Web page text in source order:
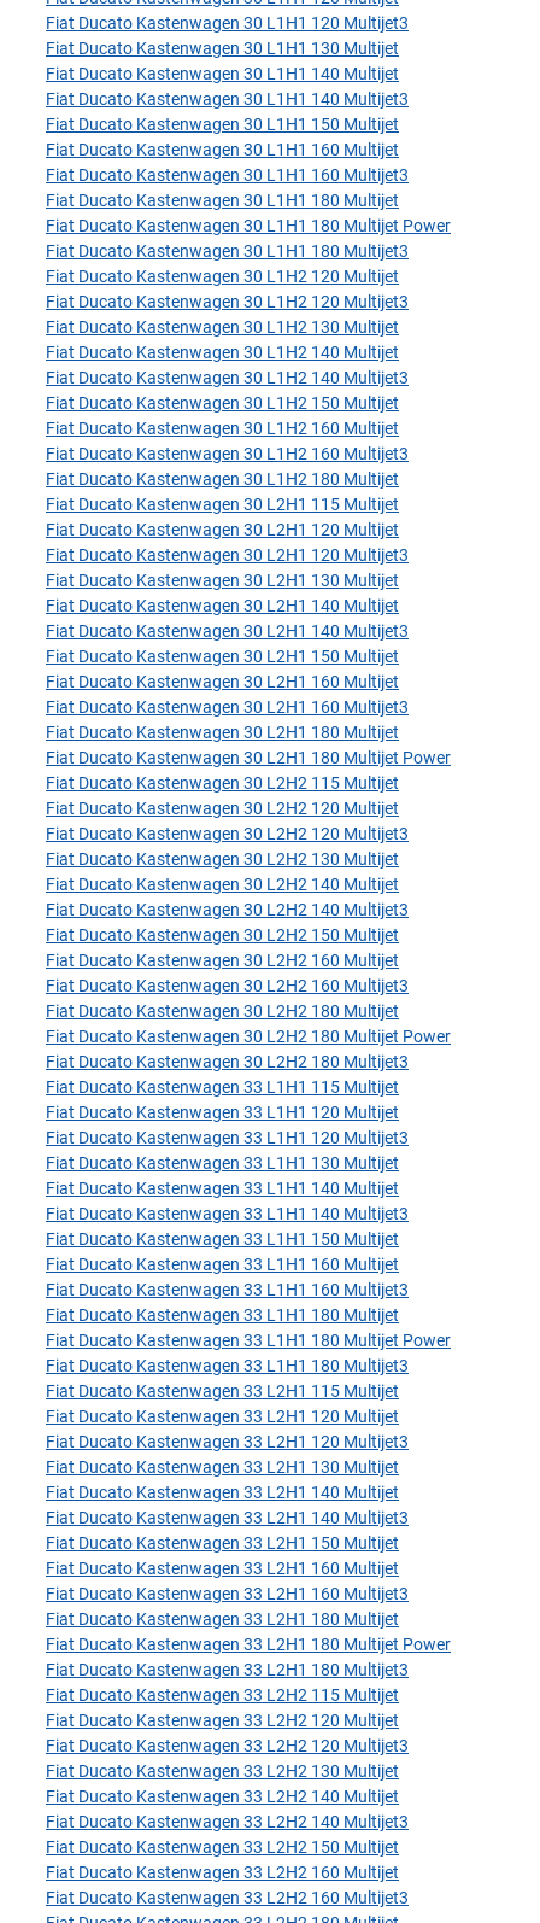
Fiat Ducato Kastenwagen 30 L1H1 120 Multijet3
Fiat Ducato Kastenwagen 30 L1H1 130 Multijet
Fiat Ducato Kastenwagen 30 L1H1 140 Multijet
Fiat Ducato Kastenwagen 30 L1H1 140 Multijet3
Fiat Ducato Kastenwagen 30 L1H1 150 Multijet
Fiat Ducato Kastenwagen 30 L1H1 160 Multijet
Fiat Ducato Kastenwagen 30 L1H1 160 Multijet3
Fiat Ducato Kastenwagen 30 L1H1 180 Multijet
Fiat Ducato Kastenwagen 30 L1H1 180 Multijet Power
Fiat Ducato Kastenwagen 30 L1H1 180 Multijet3
Fiat Ducato Kastenwagen 30 L1H2 120 Multijet
Fiat Ducato Kastenwagen 30 L1H2 120 Multijet3
Fiat Ducato Kastenwagen 30 L1H2 130 Multijet
Fiat Ducato Kastenwagen 30 L1H2 140 Multijet
Fiat Ducato Kastenwagen 30 L1H2 140 Multijet3
Fiat Ducato Kastenwagen 30 L1H2 150 Multijet
Fiat Ducato Kastenwagen 30 L1H2 160 Multijet
Fiat Ducato Kastenwagen 30 L1H2 160 Multijet3
Fiat Ducato Kastenwagen 30 L1H2 180 Multijet
Fiat Ducato Kastenwagen 30 L2H1 115 Multijet
Fiat Ducato Kastenwagen 30 L2H1 120 Multijet
Fiat Ducato Kastenwagen 30 L2H1 120 Multijet3
Fiat Ducato Kastenwagen 30 L2H1 130 Multijet
Fiat Ducato Kastenwagen 30 L2H1 140 Multijet
Fiat Ducato Kastenwagen 30 L2H1 140 Multijet3
Fiat Ducato Kastenwagen 30 L2H1 150 Multijet
Fiat Ducato Kastenwagen 30 L2H1 160 Multijet
Fiat Ducato Kastenwagen 30 L2H1 160 Multijet3
Fiat Ducato Kastenwagen 30 L2H1 180 Multijet
Fiat Ducato Kastenwagen 30 L2H1 180 Multijet Power
Fiat Ducato Kastenwagen 30 L2H2 115 Multijet
Fiat Ducato Kastenwagen 30 L2H2 120 Multijet
Fiat Ducato Kastenwagen 30 L2H2 120 Multijet3
Fiat Ducato Kastenwagen 30 L2H2 130 Multijet
Fiat Ducato Kastenwagen 30 L2H2 140 Multijet
Fiat Ducato Kastenwagen 30 L2H2 140 Multijet3
Fiat Ducato Kastenwagen 30 L2H2 150 Multijet
Fiat Ducato Kastenwagen 30 L2H2 160 Multijet
Fiat Ducato Kastenwagen 30 L2H2 160 Multijet3
Fiat Ducato Kastenwagen 30 L2H2 180 Multijet
Fiat Ducato Kastenwagen 30 L2H2 180 Multijet Power
Fiat Ducato Kastenwagen 30 L2H2 180 Multijet3
Fiat Ducato Kastenwagen 33 L1H1 115 Multijet
Fiat Ducato Kastenwagen 33 L1H1 120 Multijet
Fiat Ducato Kastenwagen 33 L1H1 120 Multijet3
Fiat Ducato Kastenwagen 33 L1H1 130 Multijet
Fiat Ducato Kastenwagen 33 L1H1 140 Multijet
Fiat Ducato Kastenwagen 33 L1H1 140 Multijet3
Fiat Ducato Kastenwagen 33 L1H1 150 Multijet
Fiat Ducato Kastenwagen 33 L1H1 160 Multijet
Fiat Ducato Kastenwagen 33 L1H1 160 Multijet3
Fiat Ducato Kastenwagen 33 L1H1 180 Multijet
Fiat Ducato Kastenwagen 33 L1H1 180 Multijet Power
Fiat Ducato Kastenwagen 33 L1H1 180 Multijet3
Fiat Ducato Kastenwagen 33 L2H1 115 Multijet
Fiat Ducato Kastenwagen 33 L2H1 120 Multijet
Fiat Ducato Kastenwagen 33 L2H1 120 Multijet3
Fiat Ducato Kastenwagen 33 L2H1 130 Multijet
Fiat Ducato Kastenwagen 33 L2H1 140 Multijet
Fiat Ducato Kastenwagen 33 L2H1 140 Multijet3
Fiat Ducato Kastenwagen 33 L2H1 150 Multijet
Fiat Ducato Kastenwagen 33 L2H1 160 Multijet
Fiat Ducato Kastenwagen 33 L2H1 160 Multijet3
Fiat Ducato Kastenwagen 33 L2H1 180 Multijet
Fiat Ducato Kastenwagen 33 L2H1 180 Multijet Power
Fiat Ducato Kastenwagen 33 L2H1 180 Multijet3
Fiat Ducato Kastenwagen 33 L2H2 115 Multijet
Fiat Ducato Kastenwagen 33 L2H2 120 Multijet
Fiat Ducato Kastenwagen 33 L2H2 120 Multijet3
Fiat Ducato Kastenwagen 33 L2H2 130 Multijet
Fiat Ducato Kastenwagen 33 L2H2 140 Multijet
Fiat Ducato Kastenwagen 33 L2H2 140 Multijet3
Fiat Ducato Kastenwagen 33 L2H2 150 Multijet
Fiat Ducato Kastenwagen 33 L2H2 160 Multijet
Fiat Ducato Kastenwagen 33 L2H2 160 Multijet3